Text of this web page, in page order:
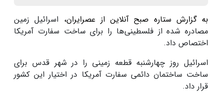
به گزارش ستاره صبح آنلاین از عصرایران، اسرائیل زمین
مصادره شده از فلسطینی‌ها را برای ساخت سفارت آمریکا
اختصاص داد.
اسرائیل روز چهارشنبه قطعه زمینی را در شهر قدس برای
ساخت ساختمان دائمی سفارت آمریکا در اختیار این کشور
قرار داد.